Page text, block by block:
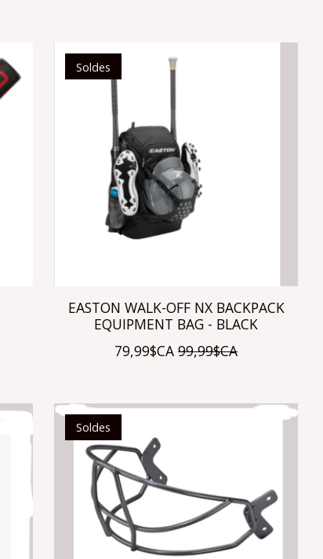
Soldes
EASTON WALK-OFF NX BACKPACK
EQUIPMENT BAG - BLACK
79,99$CA 99,99$CA
Soldes